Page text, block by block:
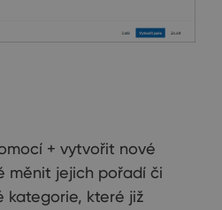
+ vytvořit nové
měnit jejich pořadí či
kategorie, které již